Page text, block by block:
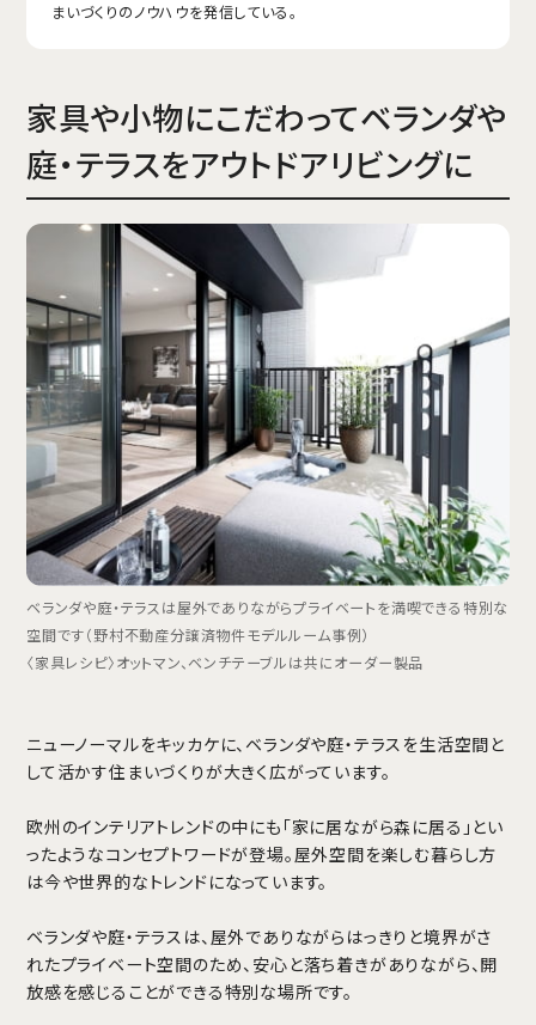
まいづくりのノウハウを発信している。
家具や小物にこだわってベランダや
庭・テラスをアウトドアリビングに
ベランダや庭・テラスは屋外でありながらプライベートを満喫できる特別な
空間です（野村不動産分譲済物件モデルルーム事例）
〈家具レシピ〉オットマン、ベンチテーブルは共にオーダー製品
ニューノーマルをキッカケに、ベランダや庭・テラスを生活空間と
して活かす住まいづくりが大きく広がっています。
欧州のインテリアトレンドの中にも「家に居ながら森に居る」とい
ったようなコンセプトワードが登場。屋外空間を楽しむ暮らし方
は今や世界的なトレンドになっています。
ベランダや庭・テラスは、屋外でありながらはっきりと境界がさ
れたプライベート空間のため、安心と落ち着きがありながら、開
放感を感じることができる特別な場所です。